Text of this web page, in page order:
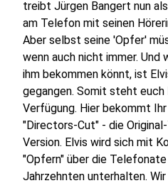
treibt Jürgen Bangert nun
am Telefon mit seinen
Aber selbst seine 'Opfer'
wenn auch nicht immer. Und
ihm bekommen könnt, ist
gegangen. Somit steht euch
Verfügung. Hier bekommt
"Directors-Cut" - die
Version. Elvis wird sich mit
"Opfern" über die
Jahrzehnten unterhalten.